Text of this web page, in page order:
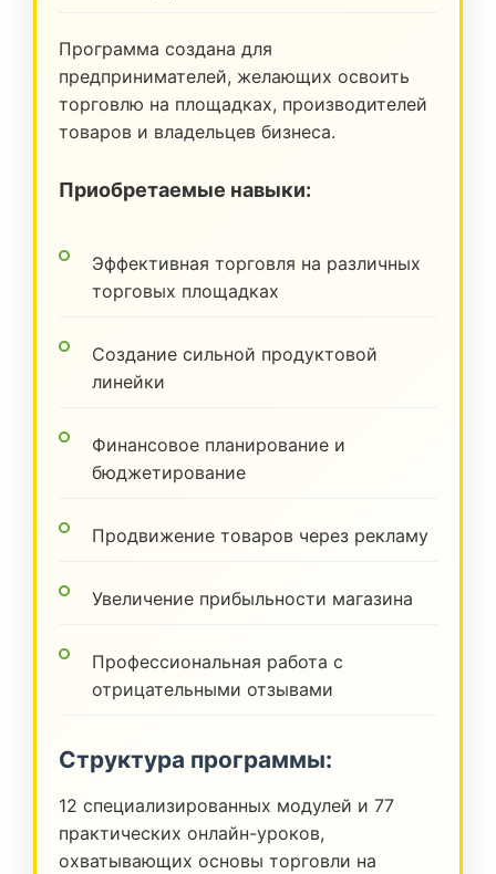
Программа создана для
предпринимателей, желающих освоить
торговлю на площадках, производителей
товаров и владельцев бизнеса.
Приобретаемые навыки:
Эффективная торговля на различных
торговых площадках
Создание сильной продуктовой
линейки
Финансовое планирование и
бюджетирование
Продвижение товаров через рекламу
Увеличение прибыльности магазина
Профессиональная работа с
отрицательными отзывами
Структура программы:
12 специализированных модулей и 77
практических онлайн-уроков,
охватывающих основы торговли на